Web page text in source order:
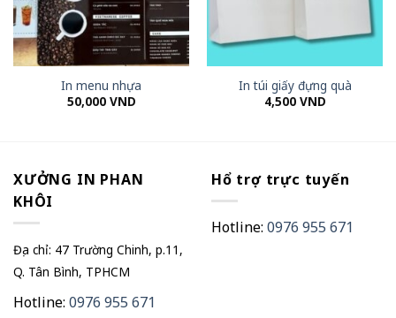
In menu nhựa
50,000 VND
In túi giấy đựng quà
4,500 VND
XƯỞNG IN PHAN
KHÔI
Địa chỉ: 47 Trường Chinh, p.11,
Q. Tân Bình, TPHCM
Hotline: 0976 955 671
Hổ trợ trực tuyến
Hotline: 0976 955 671